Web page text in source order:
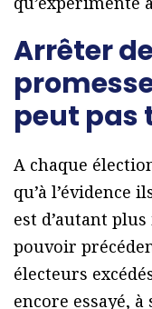
Arrêter
peut pas
A chaque
qu’à l’évidence
est d’autant
pouvoir
électeurs
encore essayé,